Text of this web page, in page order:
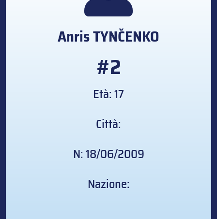
AnrisTYNČENKO
#2
Età: 17
Città:
N: 18/06/2009
Nazione: